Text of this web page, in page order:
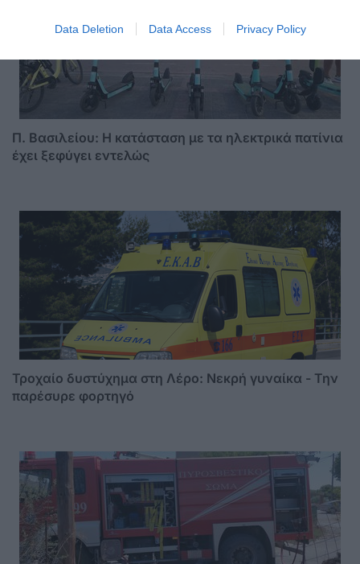
Data Deletion Data Access Privacy Policy
Π. Βασιλείου: Η κατάσταση με τα ηλεκτρικά πατίνια
έχει ξεφύγει εντελώς
Τροχαίο δυστύχημα στη Λέρο: Νεκρή γυναίκα - Την
παρέσυρε φορτηγό